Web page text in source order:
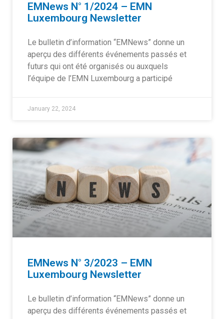
EMNews N° 1/2024 – EMN
Luxembourg Newsletter
Le bulletin d’information “EMNews” donne un
aperçu des différents événements passés et
futurs qui ont été organisés ou auxquels
l’équipe de l’EMN Luxembourg a participé
January 22, 2024
EMNews N° 3/2023 – EMN
Luxembourg Newsletter
Le bulletin d’information “EMNews” donne un
aperçu des différents événements passés et